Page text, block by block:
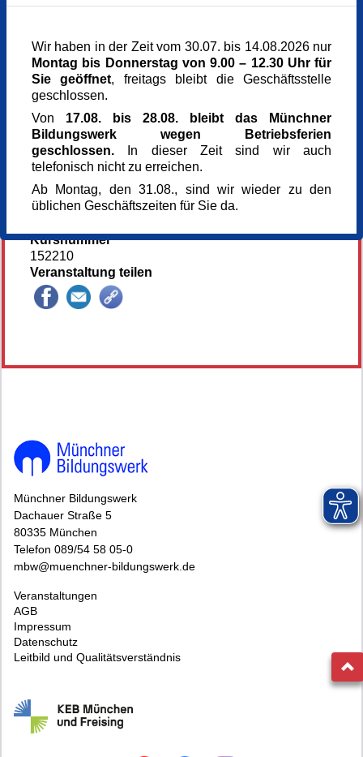
Sonntag,04.05.2025,10.00 - 17.00 Uhr
Veranstaltungsort
Kunst im Turm
Arnulfstr. 166
80634 München
Kursgebühr
170 €
Referent_in
Liz Walinski
Anmeldung bis
Kursnummer
152210
Veranstaltung teilen
Münchner Bildungswerk
Dachauer Straße 5
80335 München
Telefon 089/54 58 05-0
mbw@muenchner-bildungswerk.de
Veranstaltungen
AGB
Impressum
Datenschutz
Leitbild und Qualitätsverständnis
Wir haben in der Zeit vom 30.07. bis 14.08.2026 nur
Montag bis Donnerstag von 9.00 – 12.30 Uhr für
Sie geöffnet, freitags bleibt die Geschäftsstelle
geschlossen.
Von 17.08. bis 28.08. bleibt das Münchner
Bildungswerk wegen Betriebsferien
geschlossen. In dieser Zeit sind wir auch
telefonisch nicht zu erreichen.
Ab Montag, den 31.08., sind wir wieder zu den
üblichen Geschäftszeiten für Sie da.